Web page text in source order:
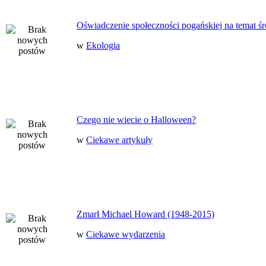
Oświadczenie społeczności pogańskiej na temat
w Ekologia
Czego nie wiecie o Halloween?
w Ciekawe artykuły
Zmarł Michael Howard (1948-2015)
w Ciekawe wydarzenia